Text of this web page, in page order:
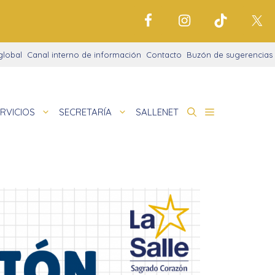
Canal interno de información Contacto Buzón de sugerencias
justo
SECRETARÍA SALLENET